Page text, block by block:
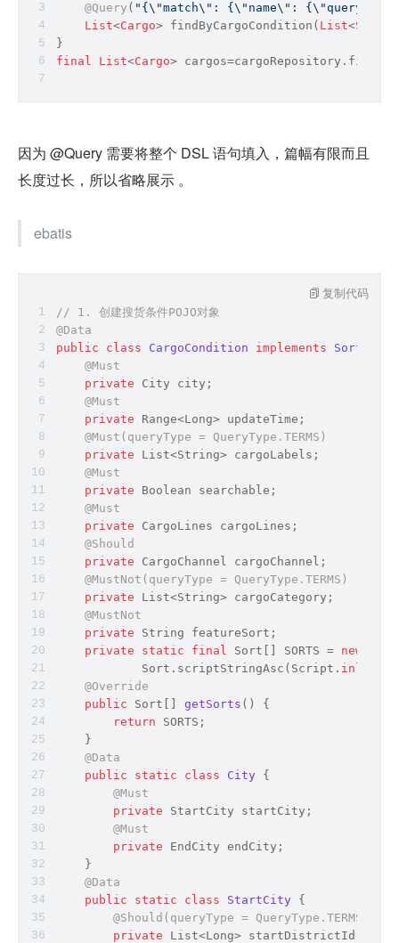
@Query ( "{ \"match\" : { \" name\" : { \" query
List<Cargo> findByCargoCondition( List<String
}
final
List<Cargo> cargos=
因为 @Query 需要将整个 DSL 语句填入，篇幅有限而且
长度过长，所以省略展示 。
ebatis
// 1. 创建搜货条件POJO对象
@Data
public
class CargoCondition implements
@Must
private City city;
@Must
private Range<Long> updateTime;
@Must(queryType = QueryType.TERMS)
private List<String> cargoLabels;
@Must
private
Boolean searchable;
@Must
private CargoLines cargoLines;
@Should
private CargoChannel cargoChannel;
@MustNot(queryType = QueryType.TERMS)
private List<String> cargoCategory;
@MustNot
private
String featureSort;
private
static final Sort[] SORTS = new
            Sort.scriptStringAsc(Script.
inline
@Override
public Sort[] getSorts ( )
{
return SORTS;
    }
@Data
public
static class City
{
@Must
private StartCity startCity;
@Must
private EndCity endCity;
    }
@Data
public
static class StartCity
{
@Should(queryType = QueryType.TERMS)
private List<Long> startDistrictId;
复制代码